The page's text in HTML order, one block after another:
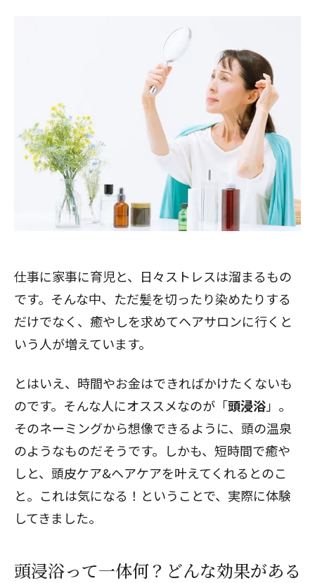
仕事に家事に育児と、日々ストレスは溜まるもの
です。そんな中、ただ髪を切ったり染めたりする
だけでなく、癒やしを求めてヘアサロンに行くと
いう人が増えています。
とはいえ、時間やお金はできればかけたくないも
のです。そんな人にオススメなのが「頭浸浴」。
そのネーミングから想像できるように、頭の温泉
のようなものだそうです。しかも、短時間で癒や
しと、頭皮ケア&ヘアケアを叶えてくれるとのこ
と。これは気になる！ということで、実際に体験
してきました。
頭浸浴って一体何？どんな効果がある